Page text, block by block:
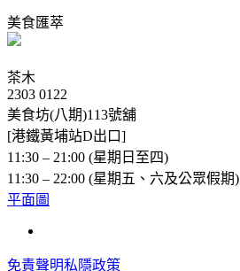
美食匯萃
茶木
2303 0122
美食坊(八期)113號舖
[港鐵黃埔站D出口]
11:30 – 21:00 (星期日至四)
11:30 – 22:00 (星期五、六及公眾假期)
平面圖
免責聲明私隱政策